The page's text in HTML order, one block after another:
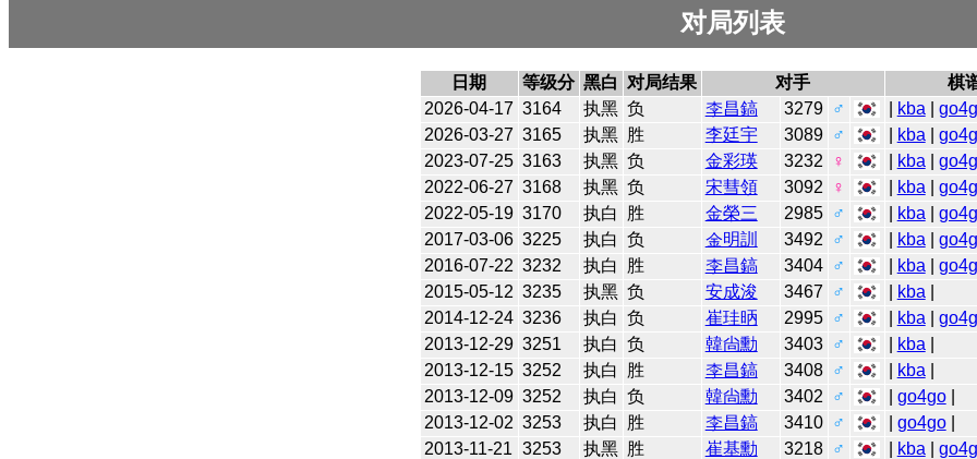
对局列表
日期 等级分 黑白 对局结果 对手
棋
2026-04-17 3164 执黑 负 李昌鎬 3279 ♂ kba
2026-03-27 3165 执黑 胜 李廷宇 3089 ♂ kba
2023-07-25 3163 执黑 负 金彩瑛 3232 ♀ kba
2022-06-27 3168 执黑 负 宋彗領 3092 ♀ kba
2022-05-19 3170 执白 胜 金榮三 2985 ♂ kba
2017-03-06 3225 执白 负 金明訓 3492 ♂ kba
2016-07-22 3232 执白 胜 李昌鎬 3404 ♂ kba
2015-05-12 3235 执黑 负 安成浚 3467 ♂ kba
2014-12-24 3236 执白 负 崔珪昞 2995 ♂ kba
2013-12-29 3251 执白 负 韓尙勳 3403 ♂ kba
2013-12-15 3252 执白 胜 李昌鎬 3408 ♂ kba
2013-12-09 3252 执白 负 韓尙勳 3402 ♂ go4go|
2013-12-02 3253 执白 胜 李昌鎬 3410 ♂ go4go|
2013-11-21 3253 执黑 胜 崔基勳 3218 ♂ kba